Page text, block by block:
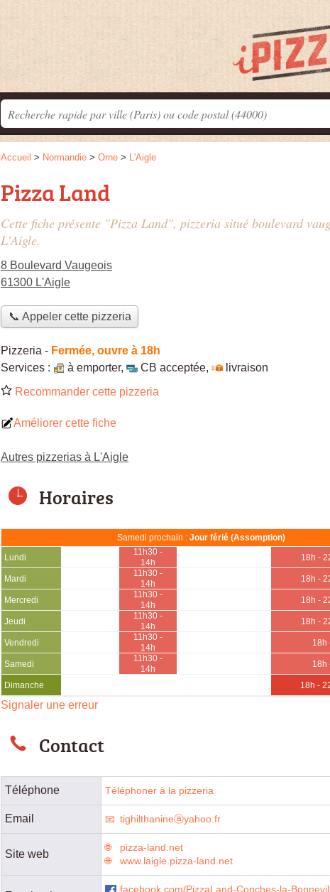
Accueil > Normandie > Orne > L'Aigle
Pizza Land
Cette fiche présente "Pizza Land", pizzeria situé boulevard
L'Aigle.
8 Boulevard Vaugeois
61300 L'Aigle
📞 Appeler cette pizzeria
Pizzeria - Fermée, ouvre à 18h
Services :
à emporter, CB acceptée,
livraison
Recommander cette pizzeria
Améliorer cette fiche
Autres pizzerias à L'Aigle
Horaires
Samedi prochain : Jour férié (Assomption)
Lundi
11h30 -
14h
18h -
Mardi
11h30 -
14h
18h -
Mercredi
11h30 -
14h
18h -
Jeudi
11h30 -
14h
18h -
Vendredi
11h30 -
14h
18h
Samedi
11h30 -
14h
18h
Dimanche 18h -
Signaler une erreur
Contact
Téléphone Téléphoner à la pizzeria
Email tighilthanineⓐyahoo.fr
Site web
pizza-land.net
www.laigle.pizza-land.net
facebook.com/PizzaLand-Conches-la-